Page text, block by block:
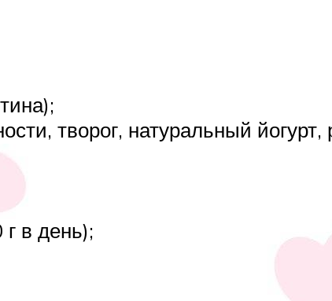
творог, натуральный
в день);